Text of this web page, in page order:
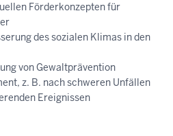
Förderkonzepten für
des sozialen Klimas in den
von Gewaltprävention
z. B. nach schweren Unfällen
Ereignissen